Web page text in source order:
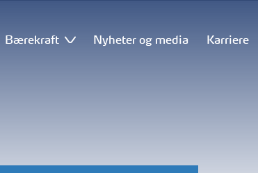
Bærekraft Nyheter og media Karriere